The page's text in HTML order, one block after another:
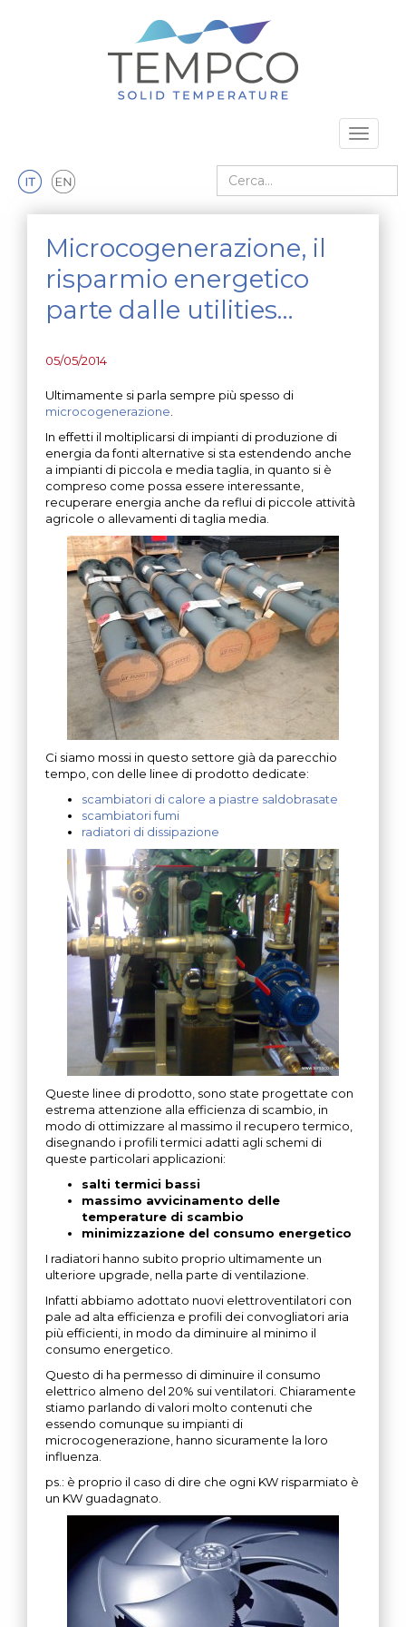
Toggle
Cerca nel sito
Microcogenerazione, il
risparmio energetico
parte dalle utilities…
05/05/2014
Ultimamente si parla sempre più spesso di
microcogenerazione
In effetti il moltiplicarsi di impianti di produzione di
energia da fonti alternative si sta estendendo anche
a impianti di piccola e media taglia, in quanto si è
compreso come possa essere interessante,
recuperare energia anche da reflui di piccole attività
agricole o allevamenti di taglia media.
Ci siamo mossi in questo settore già da parecchio
tempo, con delle linee di prodotto dedicate:
scambiatori di calore a piastre saldobrasate
scambiatori fumi
radiatori di dissipazione
Queste linee di prodotto, sono state progettate con
estrema attenzione alla efficienza di scambio, in
modo di ottimizzare al massimo il recupero termico,
disegnando i profili termici adatti agli schemi di
queste particolari applicazioni:
salti termici bassi
massimo avvicinamento delle
temperature di scambio
minimizzazione del consumo energetico
I radiatori hanno subito proprio ultimamente un
ulteriore upgrade, nella parte di ventilazione.
Infatti abbiamo adottato nuovi elettroventilatori con
pale ad alta efficienza e profili dei convogliatori aria
più efficienti, in modo da diminuire al minimo il
consumo energetico.
Questo di ha permesso di diminuire il consumo
elettrico almeno del 20% sui ventilatori. Chiaramente
stiamo parlando di valori molto contenuti che
essendo comunque su impianti di
microcogenerazione, hanno sicuramente la loro
influenza.
ps.: è proprio il caso di dire che ogni KW risparmiato è
un KW guadagnato.